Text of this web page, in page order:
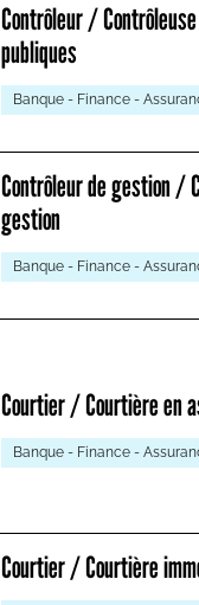
Contrôleur /
publiques
Banque - Finance -
Contrôleur de gestion /
gestion
Banque - Finance -
Courtier / Courtière en
Banque - Finance -
Courtier / Courtière